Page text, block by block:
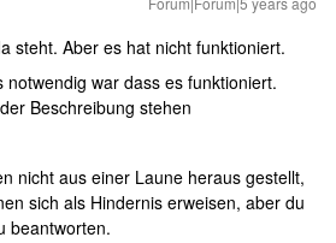
steht. Aber es hat nicht funktioniert.
war dass es funktioniert.
Beschreibung stehen
nicht aus einer Laune heraus gestellt,
sich als Hindernis erweisen, aber du
beantworten.